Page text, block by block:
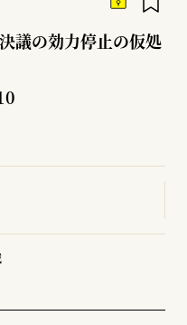
議の効力停止の仮処